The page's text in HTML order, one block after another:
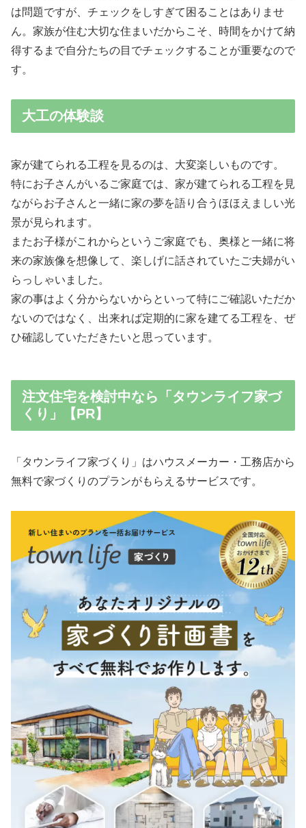
は問題ですが、チェックをしすぎて困ることはありませ
ん。家族が住む大切な住まいだからこそ、時間をかけて納
得するまで自分たちの目でチェックすることが重要なので
す。
大工の体験談
家が建てられる工程を見るのは、大変楽しいものです。
特にお子さんがいるご家庭では、家が建てられる工程を見
ながらお子さんと一緒に家の夢を語り合うほほえましい光
景が見られます。
またお子様がこれからというご家庭でも、奥様と一緒に将
来の家族像を想像して、楽しげに話されていたご夫婦がい
らっしゃいました。
家の事はよく分からないからといって特にご確認いただか
ないのではなく、出来れば定期的に家を建てる工程を、ぜ
ひ確認していただきたいと思っています。
注文住宅を検討中なら「タウンライフ家づ
くり」【PR】
「タウンライフ家づくり」はハウスメーカー・工務店から
無料で家づくりのプランがもらえるサービスです。